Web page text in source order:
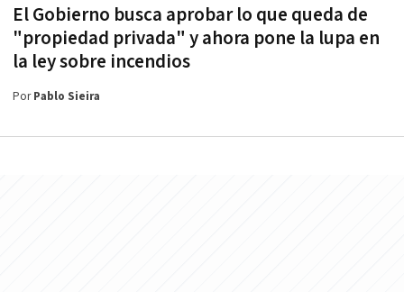
El Gobierno busca aprobar lo que queda de
"propiedad privada" y ahora pone la lupa en
la ley sobre incendios
PorPablo Sieira